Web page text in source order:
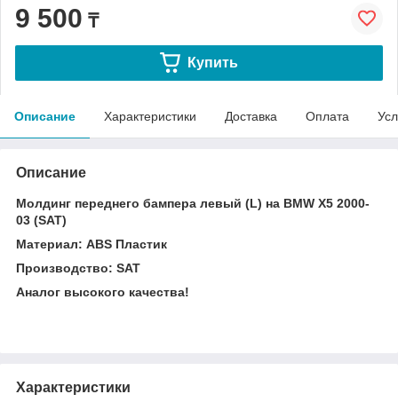
9 500 ₸
Купить
Описание Характеристики Доставка Оплата
Описание
Молдинг переднего бампера левый (L) на BMW X5 2000-
03 (SAT)
Материал: ABS Пластик
Производство: SAT
Аналог высокого качества!
Характеристики